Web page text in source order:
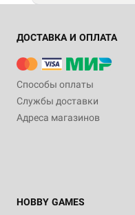
ДОСТАВКА И ОПЛАТА
Способы оплаты
Службы доставки
Адреса магазинов
HOBBY GAMES